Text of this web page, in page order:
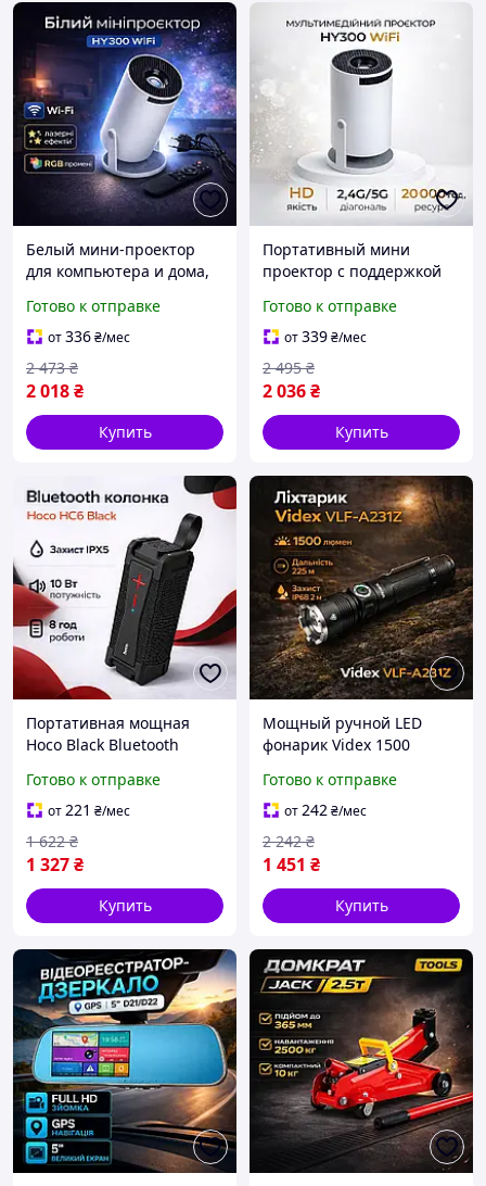
Белый мини-проектор
для компьютера и дома,
проектор с Bluetooth и
встроенным динамиком,
Проектор hy300
Готово к отправке
от336₴/мес
2 018₴
2 473 ₴
Купить
Портативный мини
проектор с поддержкой
двухдиапазонным Wi-Fi,
Домашний кинотеатр для
просмотра кино и
презентаций
Готово к отправке
от339₴/мес
2 036₴
2 495 ₴
Купить
Портативная мощная
Hoco Black Bluetooth
звуком, Беспроводная
переносная колонка для
активного отдыха
Готово к отправке
от221 ₴/мес
1 327₴
1 622 ₴
Купить
Мощный ручной LED
фонарик Videx 1500
Карманный
светодиодный фонарь
для туризма и
экстренных ситуаций
Готово к отправке
от242₴/мес
1 451 ₴
2 242 ₴
Купить